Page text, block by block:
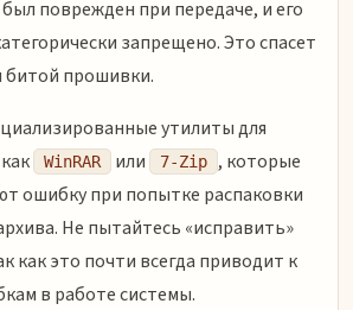
поврежден при передаче, и его
запрещено. Это спасет
битой прошивки.
утилиты для
WinRAR или 7-Zip
, которые
ошибку при попытке распаковки
Не пытайтесь «исправить»
как это почти всегда приводит к
в работе системы.